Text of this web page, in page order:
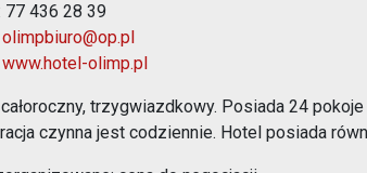
77 436 28 39
olimpbiuro@op.pl
www.hotel-olimp.pl
całoroczny, trzygwiazdkowy. Posiada 24
czynna jest codziennie. Hotel posiada
Strefa Płatnego Parkowania
Oferty realizacji zadania publicznego
Nieodpłatna Pomoc Prawna
Rewitalizacja do 2030
System Informacji Przestrzennej